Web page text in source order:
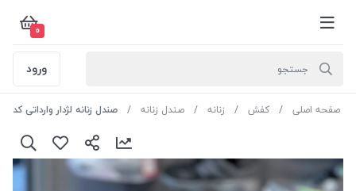
0
ورود
صفحه اصلی کفش زنانه صندل زنانه صندل زنانه لژدار وارداتی کد SS145 رنگ مشکی سایز 36